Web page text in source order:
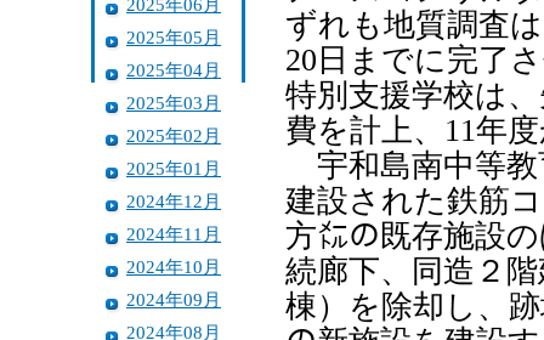
2025年06月
2025年05月
2025年04月
2025年03月
2025年02月
2025年01月
2024年12月
2024年11月
2024年10月
2024年09月
2024年08月
ずれも地質調査
20日までに完了
特別支援学校は
費を計上、11年
宇和島南中等教
建設された鉄筋
方㍍の既存施設
続廊下、同造２
棟）を除却し、